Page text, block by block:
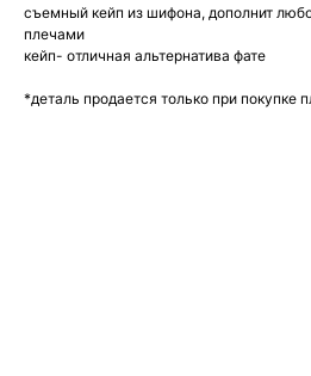
съемный кейп из шифона, дополнит
плечами
кейп- отличная альтернатива фате
*деталь продается только при покупке